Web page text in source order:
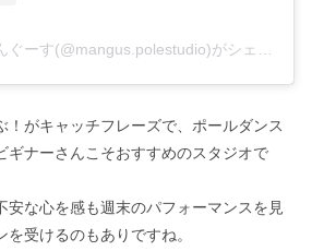
Poledance studioまんぐーす(@mangus.polestudio)がシェアした投稿
！がキャッチフレーズで、ポールダンス
ギナーさんこそおすすめのスタジオで
安な心を感も週末のパフォーマンスを見
受けるのもありですね。